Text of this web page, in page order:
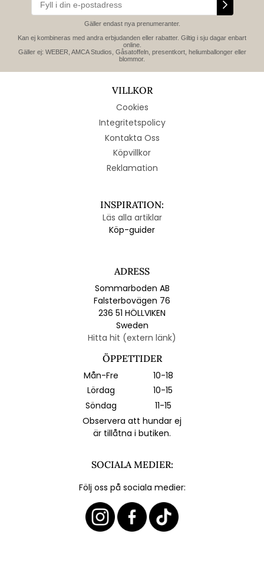
Gäller endast nya prenumeranter.
Kan ej kombineras med andra erbjudanden eller rabatter. Giltig i sju dagar enbart
online.
Gäller ej: WEBER, AMCA Studios, Gåsatoffeln, presentkort, heliumballonger eller
blommor.
VILLKOR
Cookies
Integritetspolicy
Kontakta Oss
Köpvillkor
Reklamation
INSPIRATION:
Läs alla artiklar
Köp-guider
ADRESS
Sommarboden AB
Falsterbovägen 76
236 51 HÖLLVIKEN
Sweden
Hitta hit (extern länk)
ÖPPETTIDER
Mån-Fre
10-18
Lördag
10-15
Söndag
11-15
Observera att hundar ej
är tillåtna i butiken.
SOCIALA MEDIER:
Följ oss på sociala medier: